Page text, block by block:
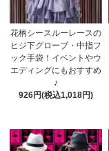
花柄シースルーレースの
ヒジ下グローブ・中指フ
ック手袋！イベントやウ
エディングにもおすすめ
♪
926円(税込1,018円)